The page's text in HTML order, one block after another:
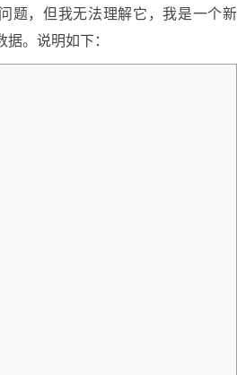
题，但我无法理解它，我是一个新
。说明如下：